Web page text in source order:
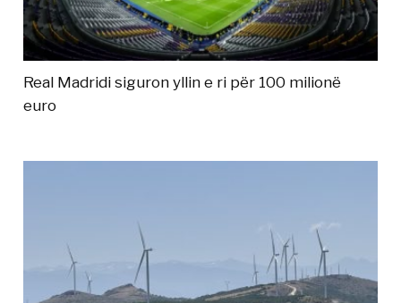
Real Madridi siguron yllin e ri për 100 milionë
euro